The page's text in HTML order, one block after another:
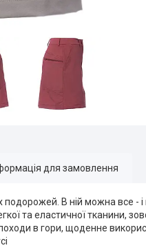
для замовлення
В ній можна все - і
та еластичної тканини,
в гори, щоденне